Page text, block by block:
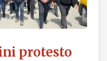
protesto